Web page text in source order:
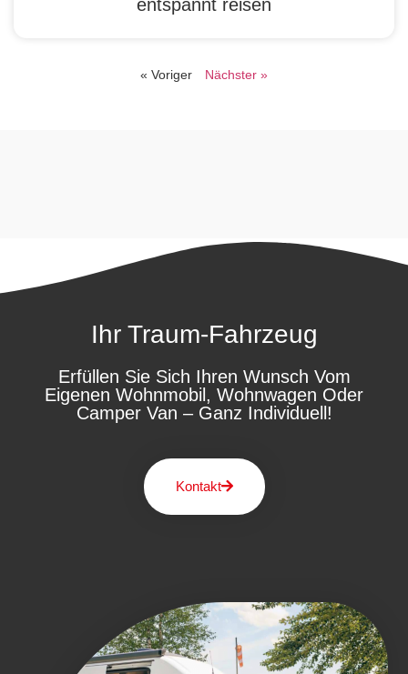
entspannt reisen
« Voriger Nächster »
Ihr Traum-Fahrzeug
Erfüllen Sie Sich Ihren Wunsch Vom
Eigenen Wohnmobil, Wohnwagen Oder
Camper Van – Ganz Individuell!
Kontakt